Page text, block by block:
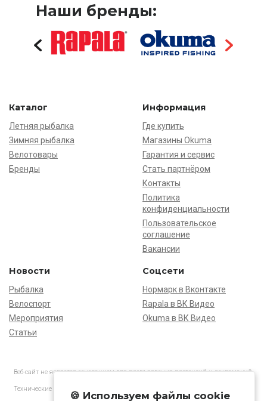
Наши бренды:
Каталог
Летняя рыбалка
Зимняя рыбалка
Велотовары
Бренды
Информация
Где купить
Магазины Okuma
Гарантия и сервис
Стать партнёром
Контакты
Политика
конфиденциальности
Пользовательское
соглашение
Вакансии
Новости
Рыбалка
Велоспорт
Мероприятия
Статьи
Соцсети
Нормарк в Вконтакте
Rapala в ВК Видео
Okuma в ВК Видео
Веб-сайт не является основанием для предъявления претензий и рекламаций,
Технические характеристики товаров могут отличаться от указанных на сайте.
🍪 Используем файлы cookie